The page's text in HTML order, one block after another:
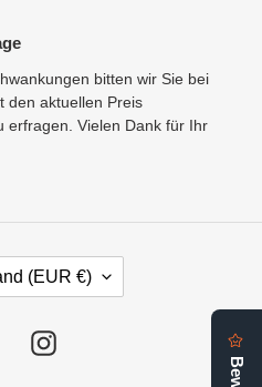
bitten wir Sie bei
den aktuellen Preis
erfragen. Vielen Dank für Ihr
(EUR €)
FacebookInstagram